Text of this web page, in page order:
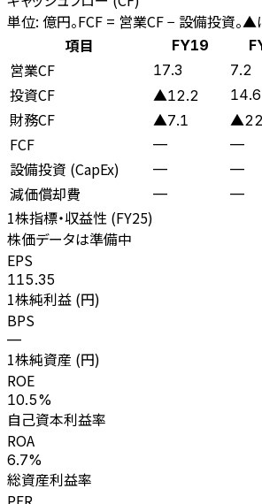
単位: 億円。FCF = 営業CF − 設備投資。▲
項目
FY19
営業CF 17.3 7.2
投資CF ▲12.2 14.6
財務CF ▲7.1
FCF — —
設備投資 (CapEx) — —
減価償却費 — —
1株指標・収益性 (FY25)
株価データは準備中
EPS
115.35
1株純利益 (円)
BPS
—
1株純資産 (円)
ROE
10.5%
自己資本利益率
ROA
6.7%
総資産利益率